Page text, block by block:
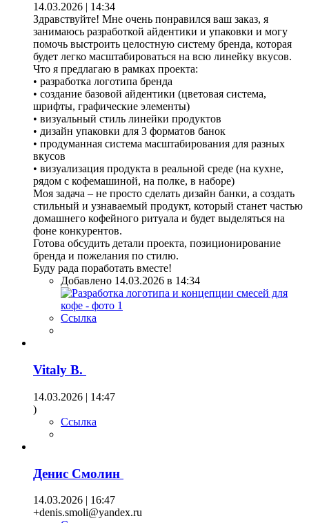
14.03.2026 | 14:34
Здравствуйте! Мне очень понравился ваш заказ, я
занимаюсь разработкой айдентики и упаковки и могу
помочь выстроить целостную систему бренда, которая
будет легко масштабироваться на всю линейку вкусов.
Что я предлагаю в рамках проекта:
• разработка логотипа бренда
• создание базовой айдентики (цветовая система,
шрифты, графические элементы)
• визуальный стиль линейки продуктов
• дизайн упаковки для 3 форматов банок
• продуманная система масштабирования для разных
вкусов
• визуализация продукта в реальной среде (на кухне,
рядом с кофемашиной, на полке, в наборе)
Моя задача – не просто сделать дизайн банки, а создать
стильный и узнаваемый продукт, который станет частью
домашнего кофейного ритуала и будет выделяться на
фоне конкурентов.
Готова обсудить детали проекта, позиционирование
бренда и пожелания по стилю.
Буду рада поработать вместе!
Добавлено 14.03.2026 в 14:34
Ссылка
Vitaly B.
14.03.2026 | 14:47
)
Ссылка
Денис Смолин
14.03.2026 | 16:47
+denis.smoli@yandex.ru